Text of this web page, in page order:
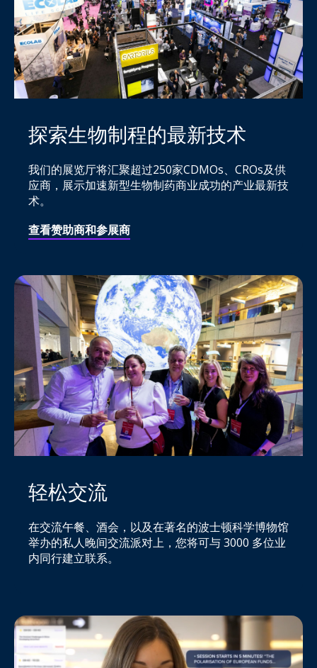
探索生物制程的最新技术
我们的展览厅将汇聚超过250家CDMOs、CROs及供
应商，展示加速新型生物制药商业成功的产业最新技
术。
查看赞助商和参展商
轻松交流
在交流午餐、酒会，以及在著名的波士顿科学博物馆
举办的私人晚间交流派对上，您将可与 3000 多位业
内同行建立联系。